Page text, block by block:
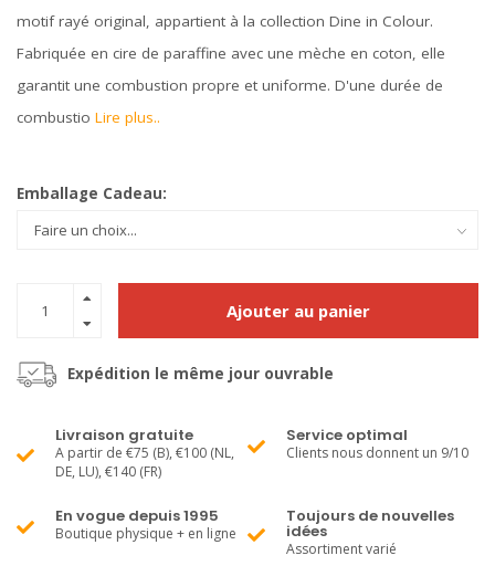
motif rayé original, appartient à la collection Dine in Colour.
Fabriquée en cire de paraffine avec une mèche en coton, elle
garantit une combustion propre et uniforme. D'une durée de
combustio Lire plus..
Emballage Cadeau:
Ajouter au panier
Expédition le même jour ouvrable
Livraison gratuite
A partir de €75 (B), €100 (NL,
DE, LU), €140 (FR)
Service optimal
Clients nous donnent un 9/10
En vogue depuis 1995
Boutique physique + en ligne
Toujours de nouvelles
idées
Assortiment varié